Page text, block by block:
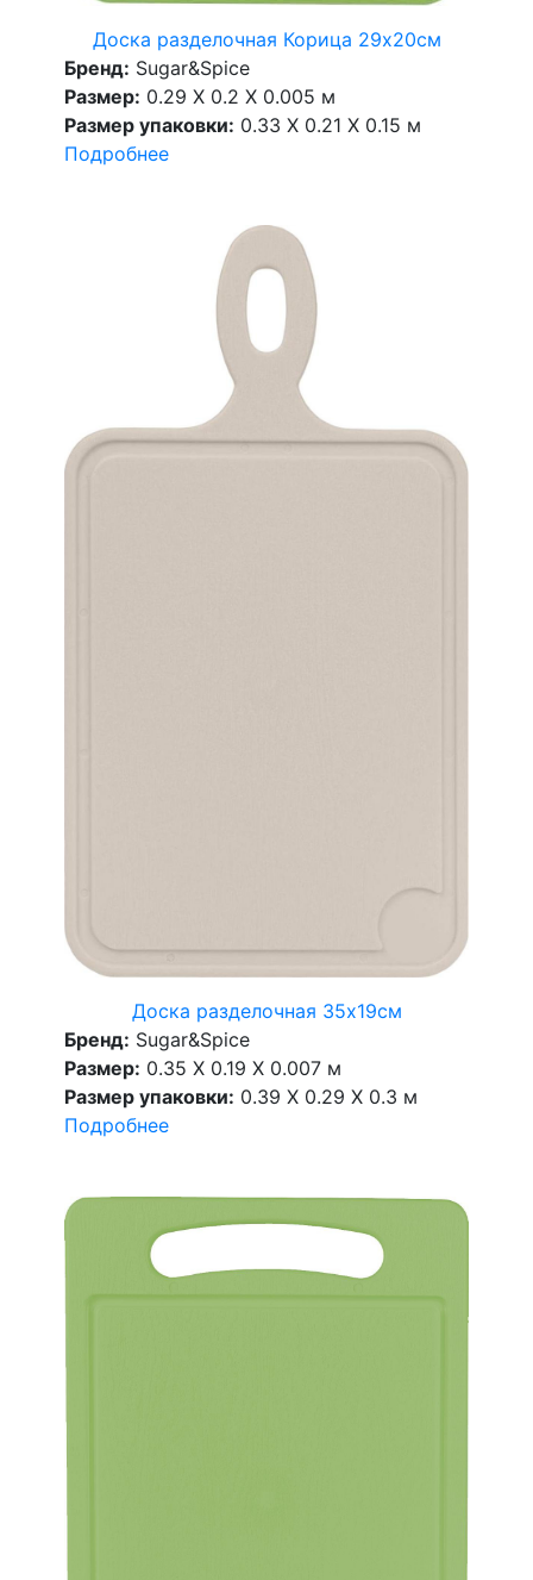
Доска разделочная Корица 29х20см
Бренд: Sugar&Spice
Размер: 0.29 X 0.2 X 0.005 м
Размер упаковки: 0.33 X 0.21 X 0.15 м
Подробнее
Доска разделочная 35х19см
Бренд: Sugar&Spice
Размер: 0.35 X 0.19 X 0.007 м
Размер упаковки: 0.39 X 0.29 X 0.3 м
Подробнее